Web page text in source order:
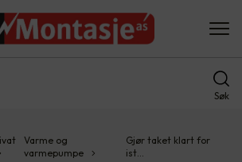
Søk
Varme og
varmepumpe
Gjør taket klart for
ist…